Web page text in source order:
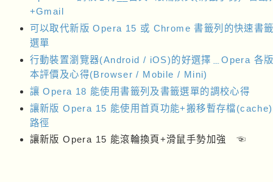
+Gmail
可以取代新版 Opera 15 或 Chrome 書籤列的快速書
選單
行動裝置瀏覽器(Android / iOS)的好選擇﹍Opera 各
本評價及心得(Browser / Mobile / Mini)
讓 Opera 18 能使用書籤列及書籤選單的調校心得
讓新版 Opera 15 能使用首頁功能+搬移暫存檔(cache)
路徑
讓新版 Opera 15 能滾輪換頁+滑鼠手勢加強 ☜